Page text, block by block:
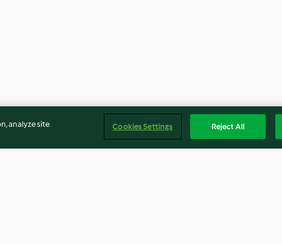
analyze site
Cookies Settings Reject All